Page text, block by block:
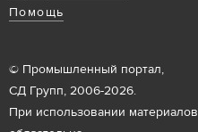
Помощь
© Промышленный портал,
СД Групп, 2006-2026.
При использовании